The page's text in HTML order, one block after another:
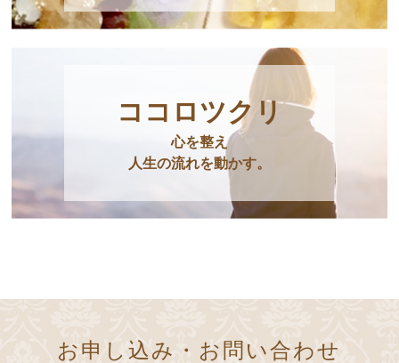
ココロツクリ
心を整え
人生の流れを動かす。
お申し込み・お問い合わせ